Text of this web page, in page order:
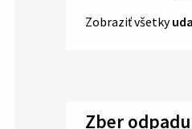
Zobraziť všetky
Zber odpadu